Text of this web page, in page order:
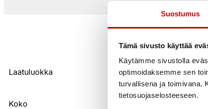
Suostumus
Tämä sivusto käyttää
Käytämme sivustolla
optimoidaksemme sen
turvallisena ja toimivana.
tietosuojaselosteeseen.
Laatuluokka
Koko